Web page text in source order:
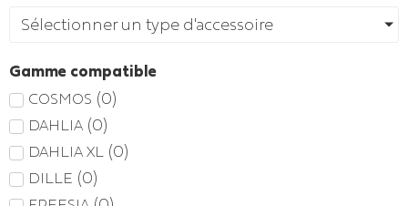
Sélectionner un type d'accessoire
Gamme compatible
COSMOS (0)
DAHLIA (0)
DAHLIA XL (0)
DILLE (0)